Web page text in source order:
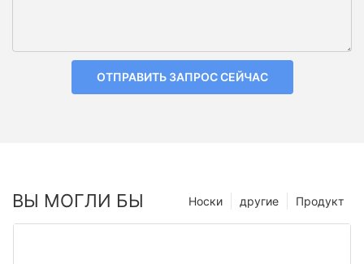
ОТПРАВИТЬ ЗАПРОС СЕЙЧАС
ВЫ МОГЛИ БЫ Продукт
другие
Носки